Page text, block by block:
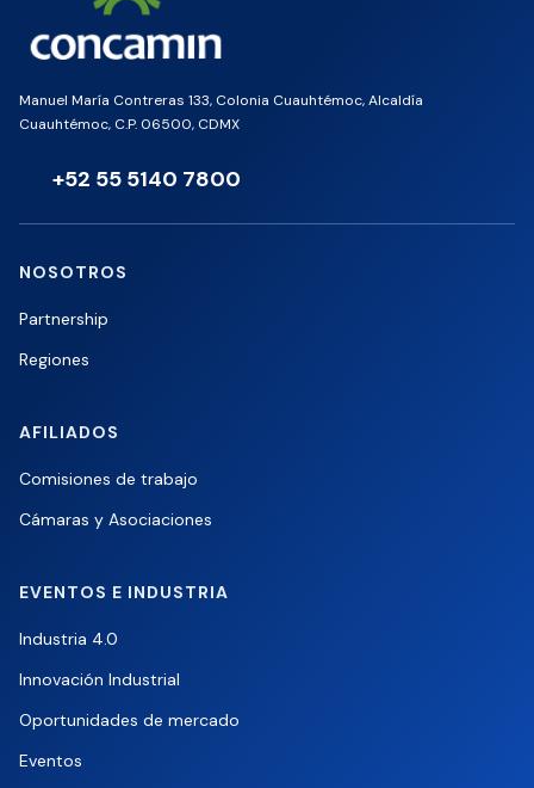
Manuel María Contreras 133, Colonia Cuauhtémoc, Alcaldía
Cuauhtémoc, C.P. 06500, CDMX
+52 55 5140 7800
NOSOTROS
Partnership
Regiones
AFILIADOS
Comisiones de trabajo
Cámaras y Asociaciones
EVENTOS E INDUSTRIA
Industria 4.0
Innovación Industrial
Oportunidades de mercado
Eventos